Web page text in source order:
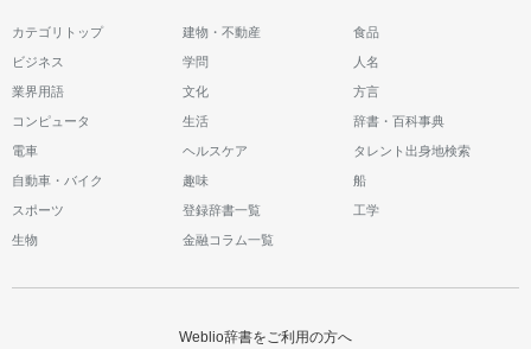
カテゴリトップ 建物・不動産 食品
ビジネス 学問 人名
業界用語 文化 方言
コンピュータ 生活 辞書・百科事典
電車 ヘルスケア タレント出身地検索
自動車・バイク 趣味 船
スポーツ 登録辞書一覧 工学
生物 金融コラム一覧
Weblio辞書をご利用の方へ